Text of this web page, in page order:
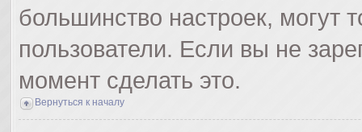
большинство настроек, могут
пользователи. Если вы не
момент сделать это.
Вернуться к началу